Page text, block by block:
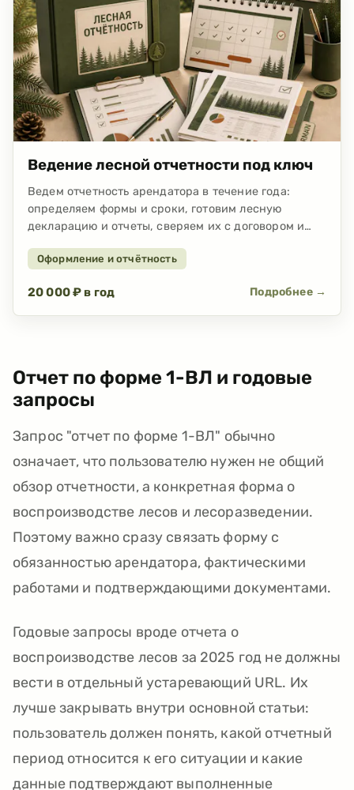
Ведение лесной отчетности под ключ
Ведем отчетность арендатора в течение года:
определяем формы и сроки, готовим лесную
декларацию и отчеты, сверяем их с договором и
контролируем статус. От 20 000 ₽ в год за один
Оформление и отчётность
20 000 ₽ в год Подробнее →
Отчет по форме 1-ВЛ и годовые
запросы
Запрос "отчет по форме 1-ВЛ" обычно
означает, что пользователю нужен не общий
обзор отчетности, а конкретная форма о
воспроизводстве лесов и лесоразведении.
Поэтому важно сразу связать форму с
обязанностью арендатора, фактическими
работами и подтверждающими документами.
Годовые запросы вроде отчета о
воспроизводстве лесов за 2025 год не должны
вести в отдельный устаревающий URL. Их
лучше закрывать внутри основной статьи:
пользователь должен понять, какой отчетный
период относится к его ситуации и какие
данные подтверждают выполненные